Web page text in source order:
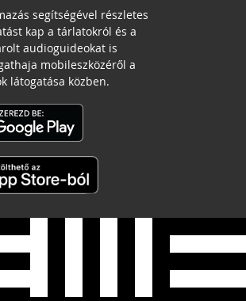
segítségével részletes
kap a tárlatokról és a
audioguideokat is
mobileszközéről a
látogatása közben.